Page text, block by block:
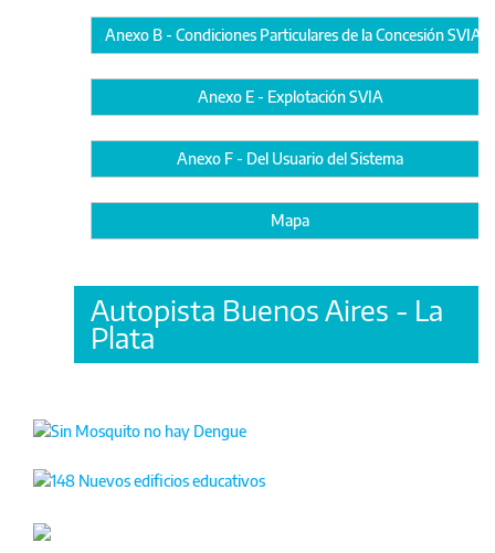
Anexo B - Condiciones Particulares de la Concesión SVIA
Anexo E - Explotación SVIA
Anexo F - Del Usuario del Sistema
Mapa
Autopista Buenos Aires - La
Plata